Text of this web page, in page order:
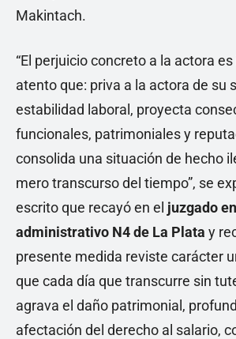
Makintach.
“El perjuicio concreto a la actora
atento que: priva a la actora de su
estabilidad laboral, proyecta
funcionales, patrimoniales y
consolida una situación de hecho
mero transcurso del tiempo”, se
escrito que recayó en el juzgado
administrativo N4 de La Plata y
presente medida reviste carácter
que cada día que transcurre sin
agrava el daño patrimonial,
afectación del derecho al salario,